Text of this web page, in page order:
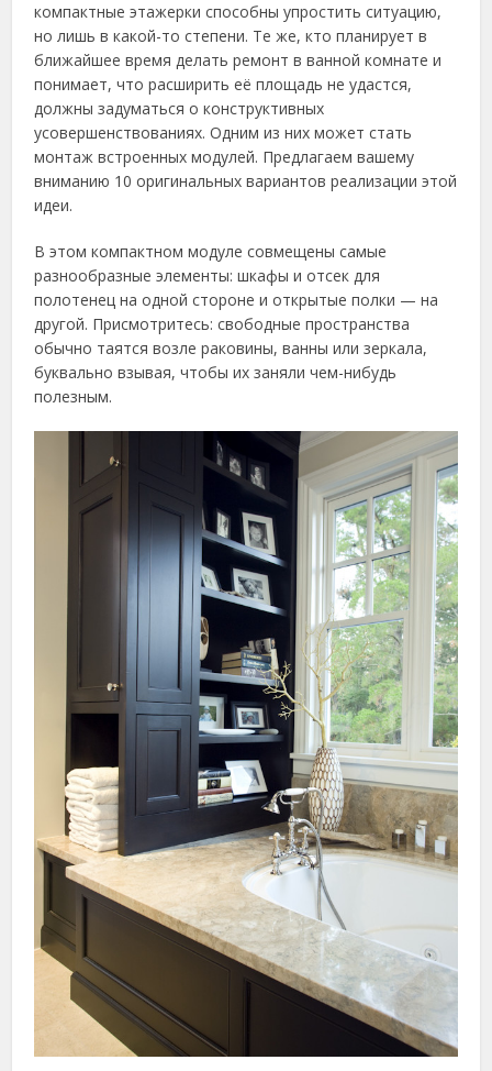
компактные этажерки способны упростить ситуацию,
но лишь в какой-то степени. Те же, кто планирует в
ближайшее время делать ремонт в ванной комнате и
понимает, что расширить её площадь не удастся,
должны задуматься о конструктивных
усовершенствованиях. Одним из них может стать
монтаж встроенных модулей. Предлагаем вашему
вниманию 10 оригинальных вариантов реализации этой
идеи.
В этом компактном модуле совмещены самые
разнообразные элементы: шкафы и отсек для
полотенец на одной стороне и открытые полки — на
другой. Присмотритесь: свободные пространства
обычно таятся возле раковины, ванны или зеркала,
буквально взывая, чтобы их заняли чем-нибудь
полезным.